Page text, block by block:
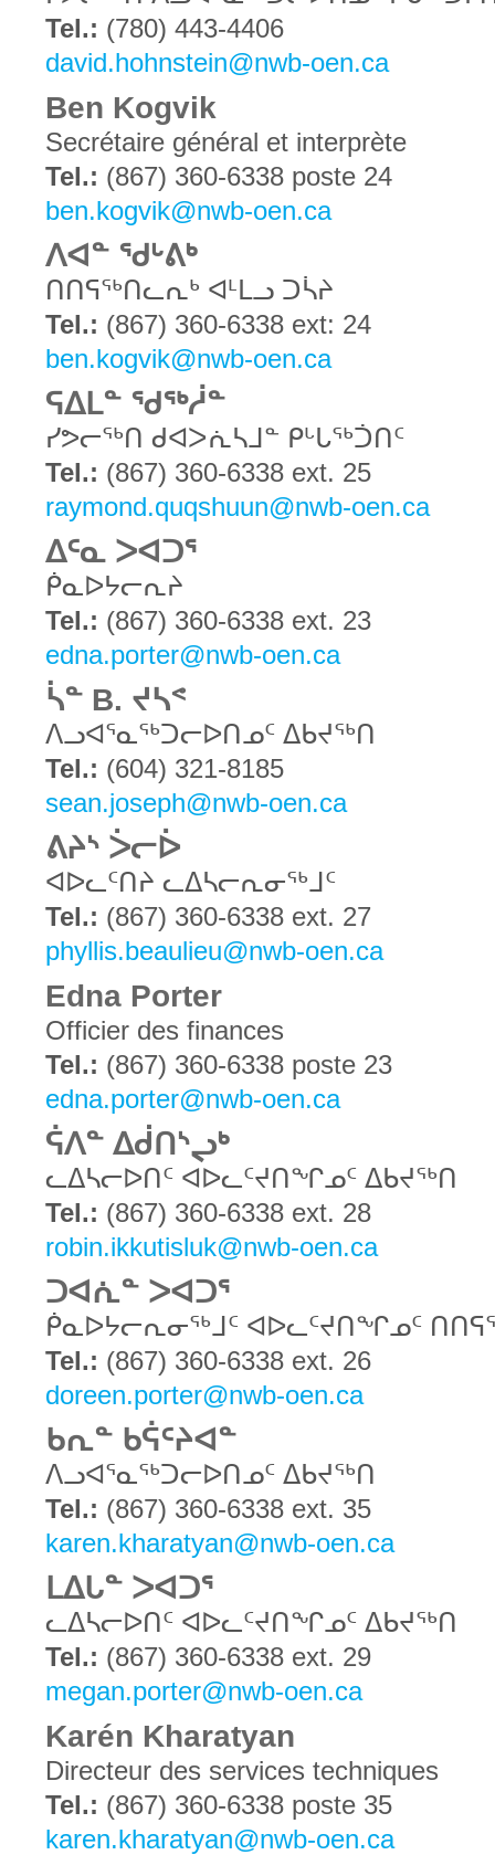
Tel.: (780) 443-4406
david.hohnstein@nwb-oen.ca
Ben Kogvik
Secrétaire général et interprète
Tel.: (867) 360-6338 poste 24
ben.kogvik@nwb-oen.ca
ᐱᐊᓐ ᖁᒡᕕᒃ
ᑎᑎᕋᖅᑎᓚᕆᒃ ᐊᒻᒪᓗ ᑐᓵᔨ
Tel.: (867) 360-6338 ext: 24
ben.kogvik@nwb-oen.ca
ᕋᐃᒪᓐ ᖁᖅᓲᓐ
ᓯᕗᓕᖅᑎ ᑯᐊᐳᕇᓴᒧᓐ ᑭᒡᒐᖅᑑᑎᑦ
Tel.: (867) 360-6338 ext. 25
raymond.quqshuun@nwb-oen.ca
ᐃᑦᓇ ᐳᐊᑐᕐ
ᑮᓇᐅᔭᓕᕆᔨ
Tel.: (867) 360-6338 ext. 23
edna.porter@nwb-oen.ca
ᓵᓐ B. ᔪᓴᕝ
ᐱᓗᐊᕐᓇᖅᑐᓕᐅᑎᓄᑦ ᐃᑲᔪᖅᑎ
Tel.: (604) 321-8185
sean.joseph@nwb-oen.ca
ᕕᔨᔅ ᐴᓕᐆ
ᐊᐅᓚᑦᑎᔨ ᓚᐃᓴᓕᕆᓂᖅᒧᑦ
Tel.: (867) 360-6338 ext. 27
phyllis.beaulieu@nwb-oen.ca
Edna Porter
Officier des finances
Tel.: (867) 360-6338 poste 23
edna.porter@nwb-oen.ca
ᕌᐱᓐ ᐃᑰᑎᔅᖢᒃ
ᓚᐃᓴᓕᐅᑎᑦ ᐊᐅᓚᑦᔪᑎᖏᓄᑦ ᐃᑲᔪᖅᑎ
Tel.: (867) 360-6338 ext. 28
robin.ikkutisluk@nwb-oen.ca
ᑐᐊᕇᓐ ᐳᐊᑐᕐ
ᑮᓇᐅᔭᓕᕆᓂᖅᒧᑦ ᐊᐅᓚᑦᔪᑎᖏᓄᑦ
Tel.: (867) 360-6338 ext. 26
doreen.porter@nwb-oen.ca
ᑲᕆᓐ ᑲᕌᑦᔨᐊᓐ
ᐱᓗᐊᕐᓇᖅᑐᓕᐅᑎᓄᑦ ᐃᑲᔪᖅᑎ
Tel.: (867) 360-6338 ext. 35
karen.kharatyan@nwb-oen.ca
ᒪᐃᒐᓐ ᐳᐊᑐᕐ
ᓚᐃᓴᓕᐅᑎᑦ ᐊᐅᓚᑦᔪᑎᖏᓄᑦ ᐃᑲᔪᖅᑎ
Tel.: (867) 360-6338 ext. 29
megan.porter@nwb-oen.ca
Karén Kharatyan
Directeur des services techniques
Tel.: (867) 360-6338 poste 35
karen.kharatyan@nwb-oen.ca